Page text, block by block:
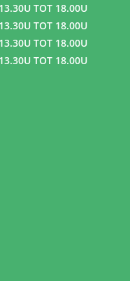
TOT 18.00U
TOT 18.00U
TOT 18.00U
TOT 18.00U